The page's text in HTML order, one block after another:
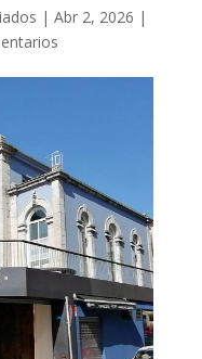
| Abr 2, 2026 |